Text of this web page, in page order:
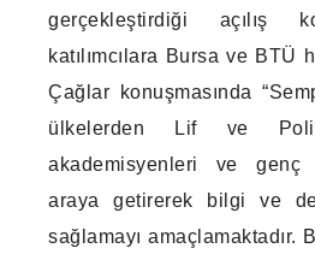
gerçekleştirdiği açılış
katılımcılara Bursa ve BTÜ
Çağlar konuşmasında
ülkelerden Lif ve
akademisyenleri ve genç
araya getirerek bilgi ve
sağlamayı amaçlamaktadır.